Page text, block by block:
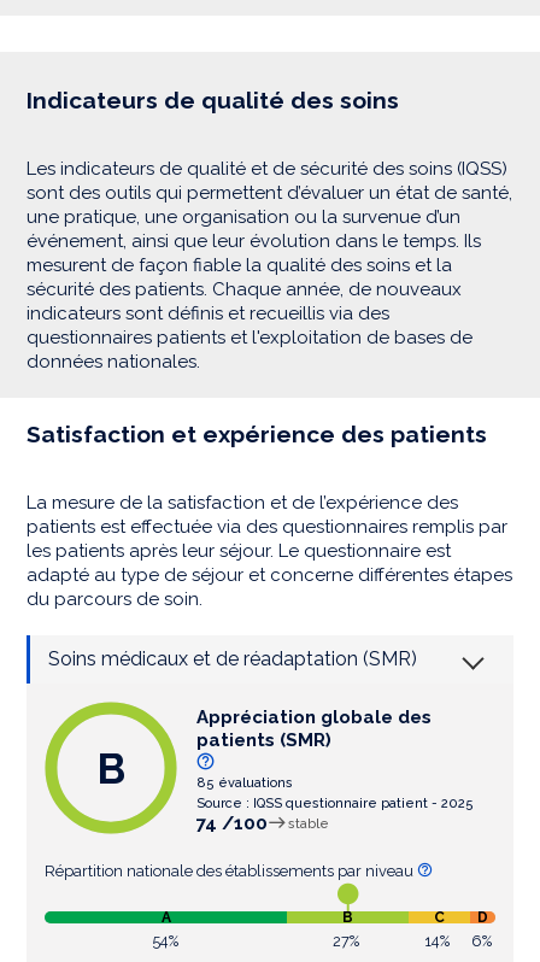
Indicateurs de qualité des soins
Les indicateurs de qualité et de sécurité des soins (IQSS)
sont des outils qui permettent d’évaluer un état de santé,
une pratique, une organisation ou la survenue d’un
événement, ainsi que leur évolution dans le temps. Ils
mesurent de façon fiable la qualité des soins et la
sécurité des patients. Chaque année, de nouveaux
indicateurs sont définis et recueillis via des
questionnaires patients et l'exploitation de bases de
données nationales.
Satisfaction et expérience des patients
La mesure de la satisfaction et de l’expérience des
patients est effectuée via des questionnaires remplis par
les patients après leur séjour. Le questionnaire est
adapté au type de séjour et concerne différentes étapes
du parcours de soin.
Soins médicaux et de réadaptation (SMR)
Appréciation globale des
patients (SMR)
85 évaluations
Source : IQSS questionnaire patient - 2025
74 /100 stable
B
Répartition nationale des établissements par niveau
A B C D
54% 27% 14% 6%